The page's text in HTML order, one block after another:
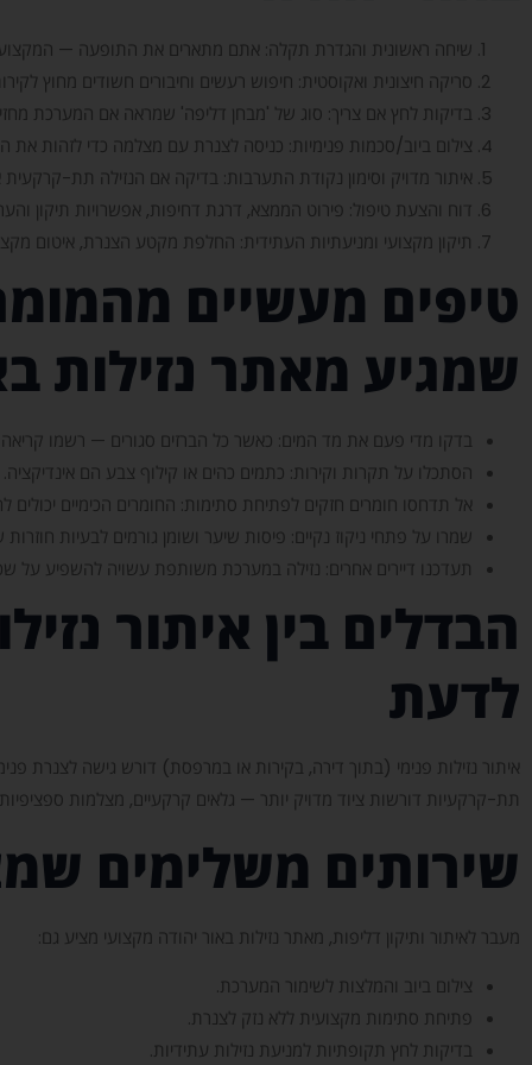
שיחה ראשונית והגדרת תקלה: אתם מתארים את התופעה —
סריקה חיצונית ואקוסטית: חיפוש רעשים וחיבורים חשודים מחוץ
בדיקות לחץ אם צריך: סוג של 'מבחן דליפה' שמראה אם המערכת
צילום ביוב/סכמות פנימיות: כניסה לצנרת עם מצלמה כדי לזהות את
איתור מדויק וסימון נקודת התערבות: בדיקה אם הנזילה תת-קרקעית
דוח והצעת טיפול: פירוט הממצא, דרגת דחיפות, אפשרויות תיקון
תיקון מקצועי ומניעתיות העתידית: החלפת מקטע הצנרת, איטום
טיפים מעשיים
שמגיע מאתר נזילות
בדקו מדי פעם את מד המים: כאשר כל הברזים סגורים — רשמו
הסתכלו על תקרות וקירות: כתמים כהים או קילוף צבע הם
אל תדחסו חומרים חזקים לפתיחת סתימות: החומרים הכימיים יכולים
שמרו על פתחי ניקוז נקיים: פיסות שיער ושומן גורמים לבעיות
תעדכנו דיירים אחרים: נזילה במערכת משותפת עשויה להשפיע על
הבדלים בין איתור
לדעת
איתור נזילות פנימי (בתוך דירה, בקירות או במרפסת) דורש גישה לצנרת
תת-קרקעיות דורשות ציוד מדויק יותר — גלאים קרקעיים, מצלמות
שירותים משלימים
מעבר לאיתור ותיקון דליפות, מאתר נזילות באור יהודה מקצועי מציע גם:
צילום ביוב והמלצות לשימור המערכת.
פתיחת סתימות מקצועית ללא נזק לצנרת.
בדיקות לחץ תקופתיות למניעת נזילות עתידיות.